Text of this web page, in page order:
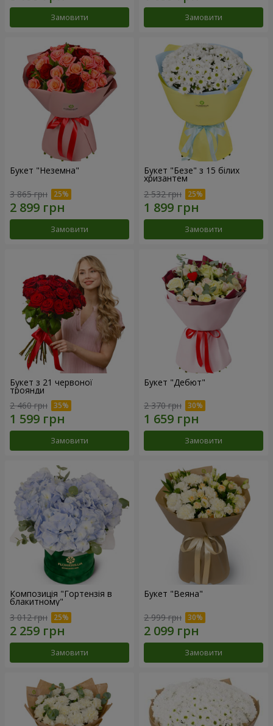
Замовити Замовити
Букет "Неземна"
3 865 грн
Замовити
Букет "Безе" з 15 білих
хризантем
2 532 грн
Замовити
Букет з 21 червоної
троянди
2 460 грн
Замовити
Букет "Дебют"
2 370 грн
Замовити
Композиція "Гортензія в
блакитному"
3 012 грн
Замовити
Букет "Веяна"
2 999 грн
Замовити